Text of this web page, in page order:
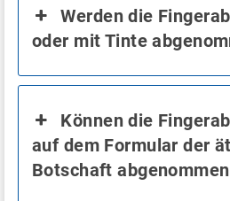
Werden die
oder mit Tinte
Können die
auf dem Formular der
Botschaft